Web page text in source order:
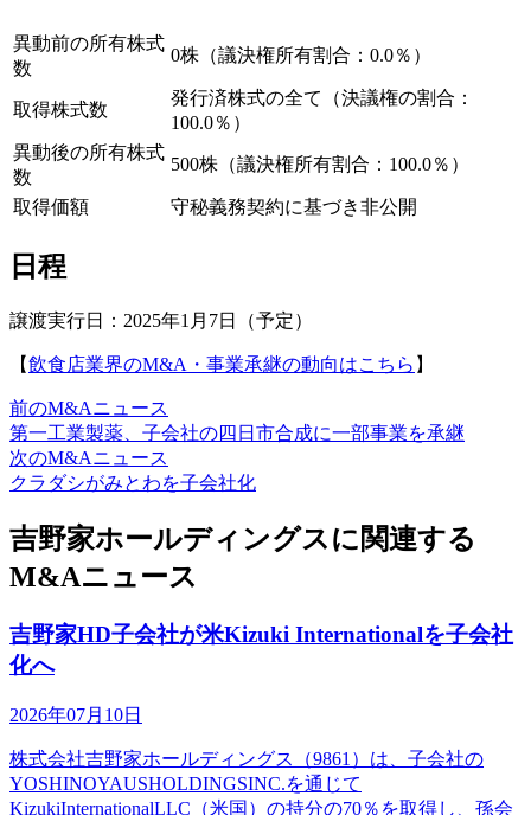
異動前の所有株式
数
0株（議決権所有割合：0.0％）
取得株式数
発行済株式の全て（決議権の割合：
100.0％）
異動後の所有株式
数
500株（議決権所有割合：100.0％）
取得価額 守秘義務契約に基づき非公開
日程
譲渡実行日：2025年1月7日（予定）
【飲食店業界のM&A・事業承継の動向はこちら 】
前のM&Aニュース
第一工業製薬、子会社の四日市合成に一部事業を承継
次のM&Aニュース
クラダシがみとわを子会社化
吉野家ホールディングスに関連する
M&Aニュース
吉野家HD子会社が米Kizuki Internationalを子会社
化へ
2026年07月10日
株式会社吉野家ホールディングス（9861）は、子会社の
YOSHINOYAUSHOLDINGSINC.を通じて
KizukiInternationalLLC（米国）の持分の70％を取得し、孫会